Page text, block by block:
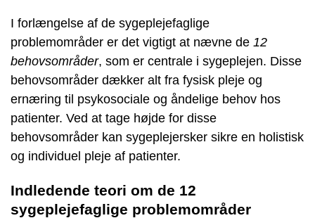
I forlængelse af de sygeplejefaglige
problemområder er det vigtigt at nævne de 12
behovsområder, som er centrale i sygeplejen. Disse
behovsområder dækker alt fra fysisk pleje og
ernæring til psykosociale og åndelige behov hos
patienter. Ved at tage højde for disse
behovsområder kan sygeplejersker sikre en holistisk
og individuel pleje af patienter.
Indledende teori om de 12
sygeplejefaglige problemområder